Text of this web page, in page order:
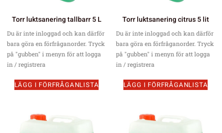
Torr luktsanering tallbarr 5 L
Du är inte inloggad och kan därför
bara göra en förfråganorder. Tryck
på "gubben" i menyn för att logga
in / registrera
LÄGG I FÖRFRÅGANLISTA
Torr luktsanering citrus 5 lit
Du är inte inloggad och kan därför
bara göra en förfråganorder. Tryck
på "gubben" i menyn för att logga
in / registrera
LÄGG I FÖRFRÅGANLISTA